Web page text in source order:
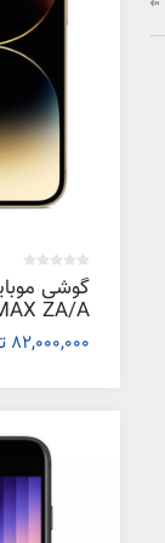
گیگابایت
82,000,000 تومان